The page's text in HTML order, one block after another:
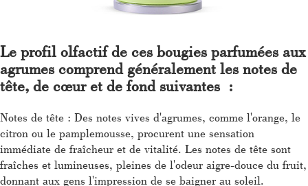
Le profil olfactif de ces bougies parfumées aux
agrumes comprend généralement les notes de
tête, de cœur et de fond suivantes :
Notes de tête : Des notes vives d'agrumes, comme l'orange, le
citron ou le pamplemousse, procurent une sensation
immédiate de fraîcheur et de vitalité. Les notes de tête sont
fraîches et lumineuses, pleines de l'odeur aigre-douce du fruit,
donnant aux gens l'impression de se baigner au soleil.